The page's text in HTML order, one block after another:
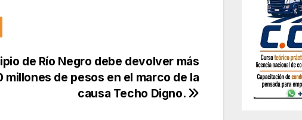
de Río Negro debe devolver más
millones de pesos en el marco de la
causa Techo Digno.